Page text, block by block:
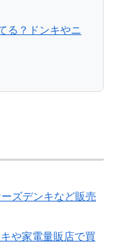
る？ドンキやニ
ズデンキなど販売
や家電量販店で買